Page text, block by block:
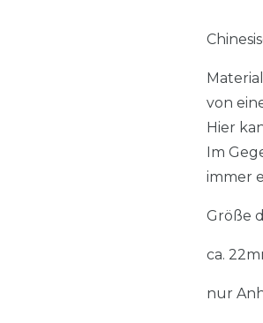
von
Hier
Im
immer
Größe
ca.
nur